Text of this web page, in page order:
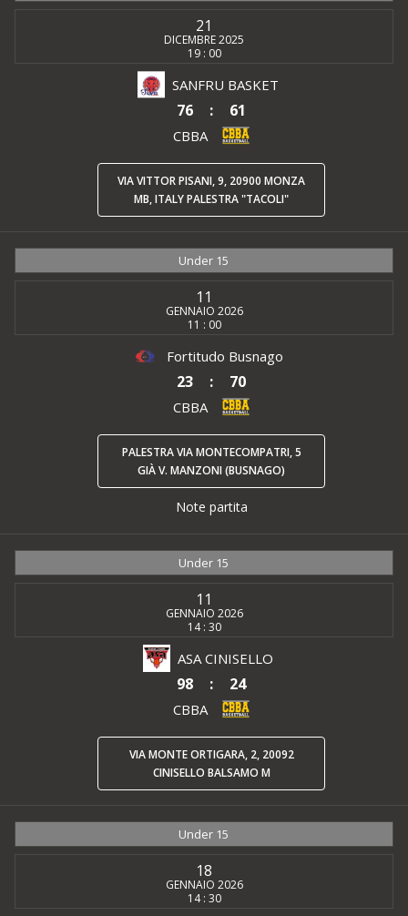
21
DICEMBRE 2025
19 : 00
SANFRU BASKET
76 : 61
CBBA
VIA VITTOR PISANI, 9, 20900 MONZA
MB, ITALY PALESTRA "TACOLI"
Under 15
11
GENNAIO 2026
11 : 00
Fortitudo Busnago
23 : 70
CBBA
PALESTRA VIA MONTECOMPATRI, 5
GIÀ V. MANZONI (BUSNAGO)
Note partita
Under 15
11
GENNAIO 2026
14 : 30
ASA CINISELLO
98 : 24
CBBA
VIA MONTE ORTIGARA, 2, 20092
CINISELLO BALSAMO M
Under 15
18
GENNAIO 2026
14 : 30